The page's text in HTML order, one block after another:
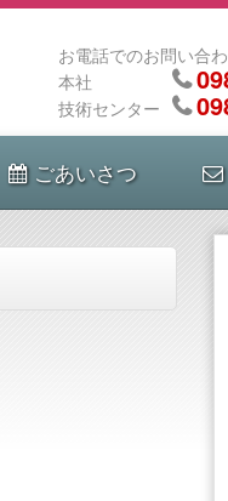
お電話でのお問い合
本社
技術センター
ごあいさつ